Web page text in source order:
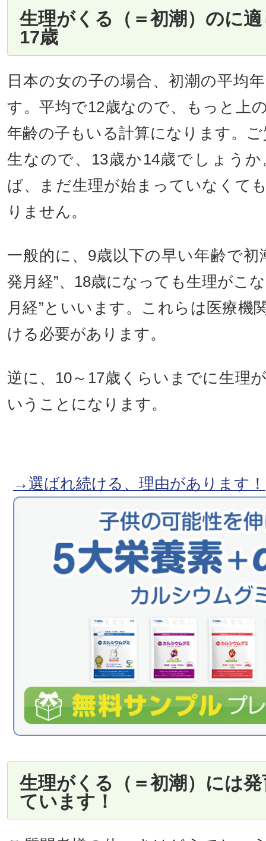
生理がくる（＝初潮）のに
17歳
日本の女の子の場合、初潮の平均
す。平均で12歳なので、もっと上
年齢の子もいる計算になります。
生なので、13歳か14歳でしょう
ば、まだ生理が始まっていなくて
りません。
一般的に、9歳以下の早い年齢で初
発月経”、18歳になっても生理がこ
月経”といいます。これらは医療機
ける必要があります。
逆に、10～17歳くらいまでに生理
いうことになります。
→選ばれ続ける、理由があります！
生理がくる（＝初潮）には
ています！